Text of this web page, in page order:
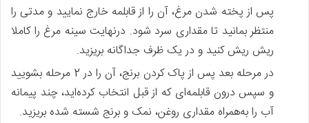
پس‌ از پخته شدن مرغ، آن را از قابلمه خارج نمایید و مدتی را
منتظر بمانید تا مقداری سرد شود. درنهایت سینه مرغ را کاملا
ریش ریش کنید و در یک ظرف جداگانه بریزید.
در مرحله بعد پس‌ از پاک کردن برنج، آن را در 2 مرحله بشویید
و سپس درون قابلمه‌ای که از قبل انتخاب کرده‌اید، چند پیمانه
آب را به‌همراه مقداری روغن، نمک و برنج شسته شده بریزید.